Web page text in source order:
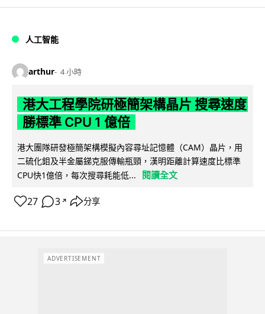
人工智能
arthur 4 小時
港大工程學院研極簡架構晶片 搜尋速度
勝標準 CPU 1 億倍
港大團隊研發極簡架構模擬內容尋址記憶體（CAM）晶片，用
二硫化鉬及半金屬銻克服傳輸瓶頸，漢明距離計算速度比標準
CPU快1億倍，每次搜尋耗能低...
閱讀全文
27 3 ↗ 分享
ADVERTISEMENT